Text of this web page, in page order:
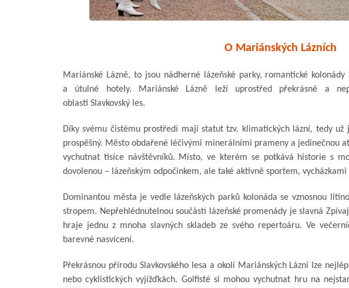
O Mariánských Lázních
Mariánské Lázně, to jsou nádherné lázeňské parky, romantické
a útulné hotely. Mariánské Lázně leží uprostřed překrásné a
oblasti Slavkovský les.
Díky svému čistému prostředí mají statut tzv. klimatických lázní, tedy už
prospěšný. Město obdařené léčivými minerálními prameny a jedinečnou
vychutnat tisíce návštěvníků. Místo, ve kterém se potkává historie s
dovolenou – lázeňským odpočinkem, ale také aktivně sportem,
Dominantou města je vedle lázeňských parků kolonáda se vznosnou
stropem. Nepřehlédnutelnou součástí lázeňské promenády je slavná
hraje jednu z mnoha slavných skladeb ze svého repertoáru. Ve
barevné nasvícení.
Překrásnou přírodu Slavkovského lesa a okolí Mariánských Lázní lze
nebo cyklistických vyjížďkách. Golfisté si mohou vychutnat hru na